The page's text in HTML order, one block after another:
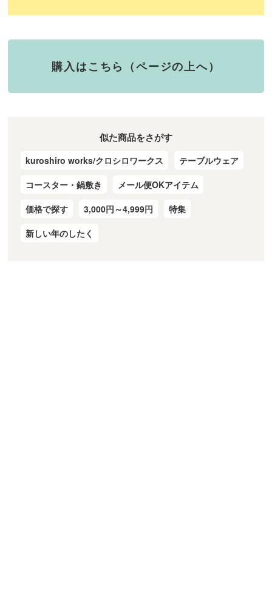
購入はこちら（ページの上へ）
似た商品をさがす
kuroshiro works/クロシロワークス
テーブルウェア
コースター・鍋敷き
メール便OKアイテム
価格で探す
3,000円～4,999円
特集
新しい年のしたく